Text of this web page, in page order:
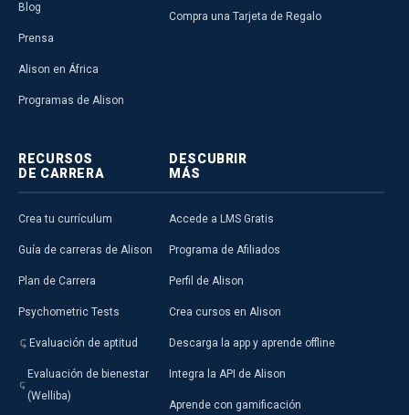
Blog
Prensa
Alison en África
Programas de Alison
Compra una Tarjeta de Regalo
RECURSOS
DE CARRERA
Crea tu currículum
Guía de carreras de Alison
Plan de Carrera
Psychometric Tests
Evaluación de aptitud
Evaluación de bienestar
(Welliba)
DESCUBRIR
MÁS
Accede a LMS Gratis
Programa de Afiliados
Perfil de Alison
Crea cursos en Alison
Descarga la app y aprende offline
Integra la API de Alison
Aprende con gamificación